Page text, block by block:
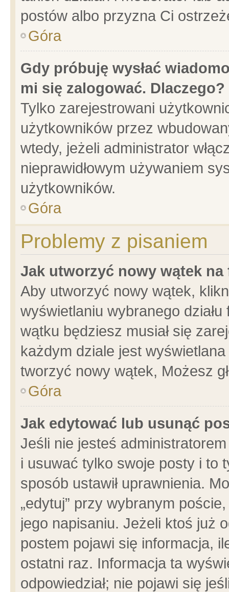
postów albo przyzna Ci
Góra
Gdy próbuję wysłać
mi się zalogować. Dlaczego?
Tylko zarejestrowani
użytkowników przez
wtedy, jeżeli administrator
nieprawidłowym używaniem
użytkowników.
Góra
Problemy z pisaniem
Jak utworzyć nowy wątek na
Aby utworzyć nowy wątek,
wyświetlaniu wybranego
wątku będziesz musiał się
każdym dziale jest
tworzyć nowy wątek, Możesz
Góra
Jak edytować lub usunąć
Jeśli nie jesteś
i usuwać tylko swoje posty i to
sposób ustawił uprawnienia.
„edytuj” przy wybranym
jego napisaniu. Jeżeli ktoś już
postem pojawi się informacja,
ostatni raz. Informacja ta
odpowiedział; nie pojawi się